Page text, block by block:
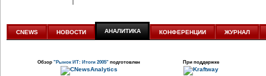
аналитике
CNEWS НОВОСТИ АНАЛИТИКА КОНФЕРЕНЦИИ ЖУРНАЛ
Обзор "Рынок ИТ: Итоги 2005" подготовлен При поддержке